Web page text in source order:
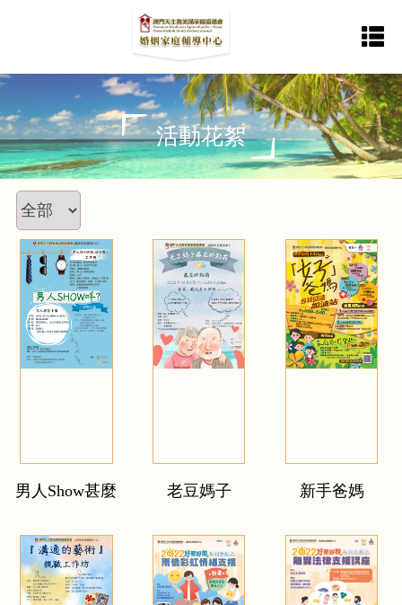
首
頁
服
務
內
最
新
資
活
動
消
息
表
格
下
載
活
動
花
加
納
中
返
回
主
活動花絮
男人Show甚麼 老豆媽子 新手爸媽